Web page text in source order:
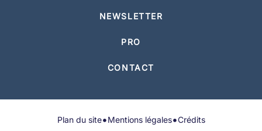
NEWSLETTER
PRO
CONTACT
Plan du site•Mentions légales•Crédits